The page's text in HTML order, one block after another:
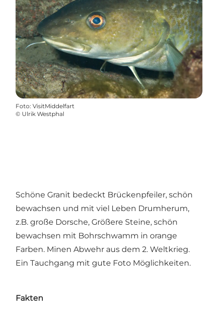
Foto: VisitMiddelfart
© Ulrik Westphal
Schöne Granit bedeckt Brückenpfeiler, schön
bewachsen und mit viel Leben Drumherum,
z.B. große Dorsche, Größere Steine, schön
bewachsen mit Bohrschwamm in orange
Farben. Minen Abwehr aus dem 2. Weltkrieg.
Ein Tauchgang mit gute Foto Möglichkeiten.
Fakten